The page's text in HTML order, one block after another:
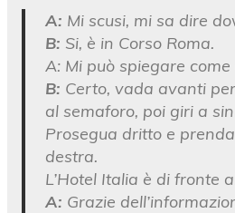
A: Mi scusi, mi sa dire
B: Si, è in Corso Roma.
A: Mi può spiegare
B: Certo, vada avanti
al semaforo, poi giri a
Prosegua dritto e
destra.
L’Hotel Italia è di fronte
A: Grazie